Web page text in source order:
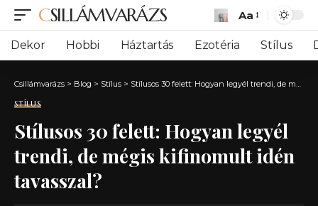
CSILLÁMVARÁZS
Font
Resizer
Aa
Dekor Hobbi Háztartás Ezotéria Stílus
Csillámvarázs > Blog > Stílus > Stílusos 30 felett: Hogyan legyél trendi, de mégis kifinomult idén tavasszal?
STÍLUS
Stílusos 30 felett: Hogyan legyél
trendi, de mégis kifinomult idén
tavasszal?